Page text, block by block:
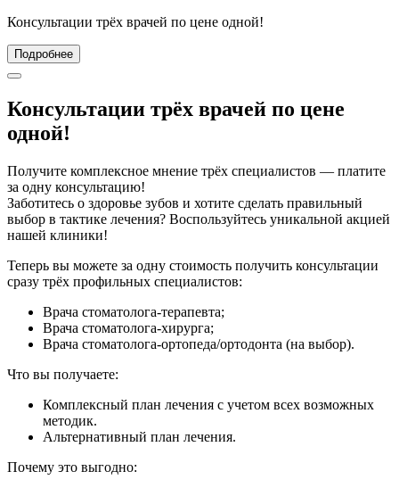
Консультации трёх врачей по цене одной!
Подробнее
Консультации трёх врачей по цене
одной!
Получите комплексное мнение трёх специалистов — платите
за одну консультацию!
Заботитесь о здоровье зубов и хотите сделать правильный
выбор в тактике лечения? Воспользуйтесь уникальной акцией
нашей клиники!
Теперь вы можете за одну стоимость получить консультации
сразу трёх профильных специалистов:
Врача стоматолога‑терапевта;
Врача стоматолога-хирурга;
Врача стоматолога-ортопеда/ортодонта (на выбор).
Что вы получаете:
Комплексный план лечения с учетом всех возможных
методик.
Альтернативный план лечения.
Почему это выгодно: